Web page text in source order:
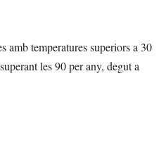
amb temperatures superiors a 30
les 90 per any, degut a